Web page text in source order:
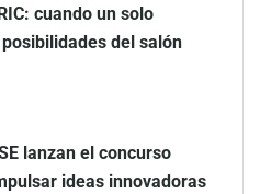
cuando un solo
del salón
lanzan el concurso
ideas innovadoras